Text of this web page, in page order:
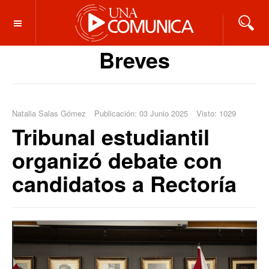
OFF CANVAS
Breves
Natalia Salas Gómez Publicación: 03 Junio 2025 Visto: 1029
Tribunal estudiantil
organizó debate con
candidatos a Rectoría